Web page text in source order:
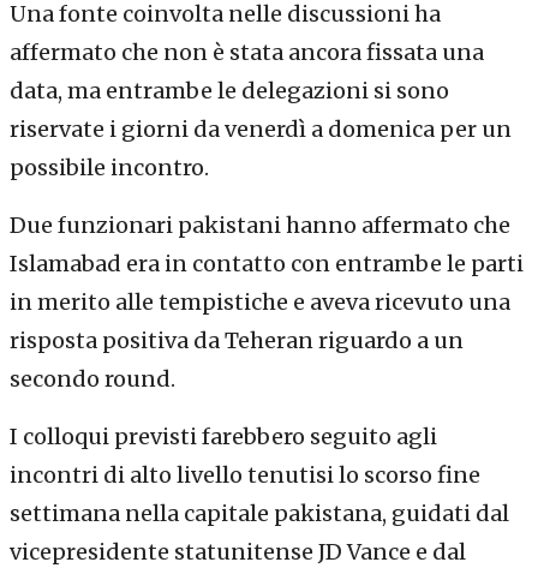
Una fonte coinvolta nelle discussioni ha
affermato che non è stata ancora fissata una
data, ma entrambe le delegazioni si sono
riservate i giorni da venerdì a domenica per un
possibile incontro.
Due funzionari pakistani hanno affermato che
Islamabad era in contatto con entrambe le parti
in merito alle tempistiche e aveva ricevuto una
risposta positiva da Teheran riguardo a un
secondo round.
I colloqui previsti farebbero seguito agli
incontri di alto livello tenutisi lo scorso fine
settimana nella capitale pakistana, guidati dal
vicepresidente statunitense JD Vance e dal